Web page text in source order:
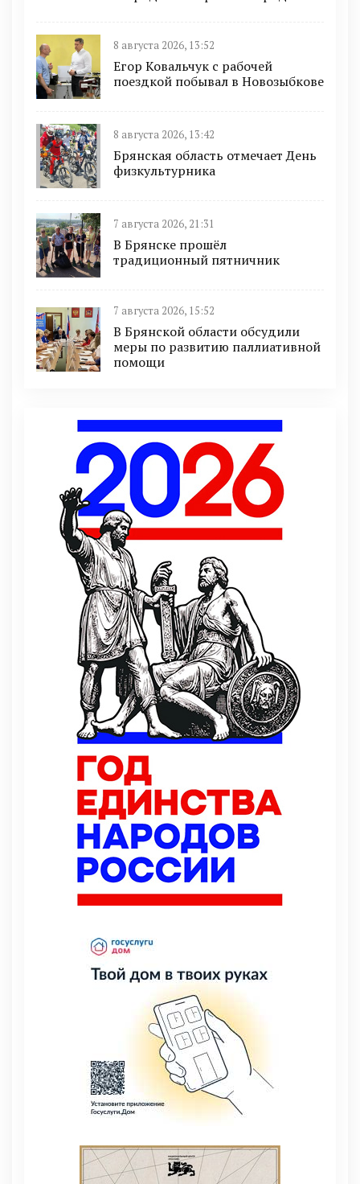
8 августа 2026, 13:52
Егор Ковальчук с рабочей
поездкой побывал в Новозыбкове
8 августа 2026, 13:42
Брянская область отмечает День
физкультурника
7 августа 2026, 21:31
В Брянске прошёл
традиционный пятничник
7 августа 2026, 15:52
В Брянской области обсудили
меры по развитию паллиативной
помощи